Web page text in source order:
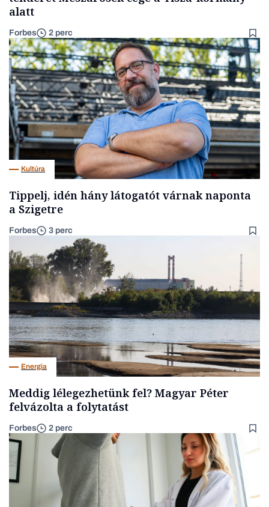
alatt
Forbes 2 perc
Kultúra
Tippelj, idén hány látogatót várnak naponta
a Szigetre
Forbes 3 perc
Energia
Meddig lélegezhetünk fel? Magyar Péter
felvázolta a folytatást
Forbes 2 perc